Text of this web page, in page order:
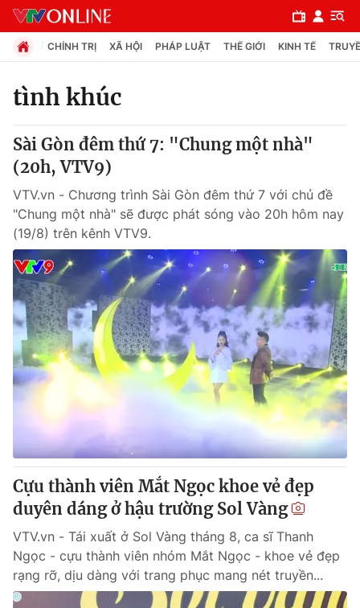
Chuyên mục
Chính trị
Xã hội
Pháp luật
Y tế
Thế giới
Tin tức
Thế giới đó đây
Câu chuyện quốc tế
Kinh tế
Tài chính
Thị trường
Góc doanh nghiệp
Dữ liệu và đời sống
Truyền hình
Phim VTV
Hậu trường
Nhân vật
Giải trí
Điện ảnh
Âm nhạc
Đời sống
CHÍNH TRỊ XÃ HỘI PHÁP LUẬT THẾ GIỚI KINH TẾ
tình khúc
Sài Gòn đêm thứ 7: "Chung một nhà"
(20h, VTV9)
VTV.vn - Chương trình Sài Gòn đêm thứ 7 với chủ đề
"Chung một nhà" sẽ được phát sóng vào 20h hôm nay
(19/8) trên kênh VTV9.
Cựu thành viên Mắt Ngọc khoe vẻ đẹp
duyên dáng ở hậu trường Sol Vàng
VTV.vn - Tái xuất ở Sol Vàng tháng 8, ca sĩ Thanh
Ngọc - cựu thành viên nhóm Mắt Ngọc - khoe vẻ đẹp
rạng rỡ, dịu dàng với trang phục mang nét truyền...